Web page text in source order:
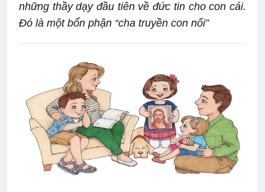
những thầy dạy đầu tiên về đức tin cho con cái.
Đó là một bổn phận “cha truyền con nối”